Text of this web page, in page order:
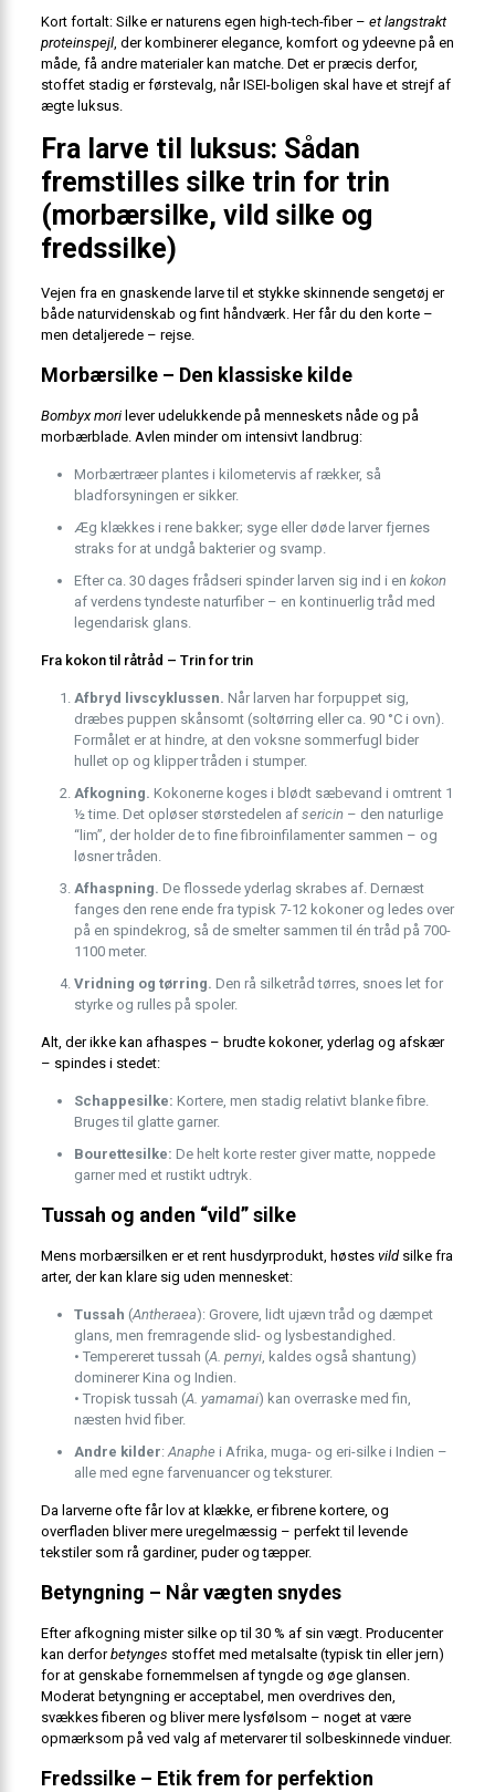
Kort fortalt: Silke er naturens egen high-tech-fiber – et langstrakt
proteinspejl, der kombinerer elegance, komfort og ydeevne på en
måde, få andre materialer kan matche. Det er præcis derfor,
stoffet stadig er førstevalg, når ISEI-boligen skal have et strejf af
ægte luksus.
Fra larve til luksus: Sådan
fremstilles silke trin for trin
(morbærsilke, vild silke og
fredssilke)
Vejen fra en gnaskende larve til et stykke skinnende sengetøj er
både naturvidenskab og fint håndværk. Her får du den korte –
men detaljerede – rejse.
Morbærsilke – Den klassiske kilde
Bombyx morilever udelukkende på menneskets nåde og på
morbærblade. Avlen minder om intensivt landbrug:
Morbærtræer plantes i kilometervis af rækker, så
bladforsyningen er sikker.
Æg klækkes i rene bakker; syge eller døde larver fjernes
straks for at undgå bakterier og svamp.
Efter ca. 30 dages frådseri spinder larven sig ind i en kokon
af verdens tyndeste naturfiber – en kontinuerlig tråd med
legendarisk glans.
Fra kokon til råtråd – Trin for trin
Afbryd livscyklussen. Når larven har forpuppet sig,
dræbes puppen skånsomt (soltørring eller ca. 90 °C i ovn).
Formålet er at hindre, at den voksne sommerfugl bider
hullet op og klipper tråden i stumper.
Afkogning. Kokonerne koges i blødt sæbevand i omtrent 1
½ time. Det opløser størstedelen af sericin– den naturlige
“lim”, der holder de to fine fibroinfilamenter sammen – og
løsner tråden.
Afhaspning. De flossede yderlag skrabes af. Dernæst
fanges den rene ende fra typisk 7-12 kokoner og ledes over
på en spindekrog, så de smelter sammen til én tråd på 700-
1100 meter.
Vridning og tørring. Den rå silketråd tørres, snoes let for
styrke og rulles på spoler.
Alt, der ikke kan afhaspes – brudte kokoner, yderlag og afskær
– spindes i stedet:
Schappesilke: Kortere, men stadig relativt blanke fibre.
Bruges til glatte garner.
Bourettesilke: De helt korte rester giver matte, noppede
garner med et rustikt udtryk.
Tussah og anden “vild” silke
Mens morbærsilken er et rent husdyrprodukt, høstes vildsilke fra
arter, der kan klare sig uden mennesket:
Tussah (Antheraea): Grovere, lidt ujævn tråd og dæmpet
glans, men fremragende slid- og lysbestandighed.
• Tempereret tussah (A. pernyi, kaldes også shantung)
dominerer Kina og Indien.
• Tropisk tussah (A. yamamai) kan overraske med fin,
næsten hvid fiber.
Andre kilder:Anaphei Afrika, muga- og eri-silke i Indien –
alle med egne farvenuancer og teksturer.
Da larverne ofte får lov at klække, er fibrene kortere, og
overfladen bliver mere uregelmæssig – perfekt til levende
tekstiler som rå gardiner, puder og tæpper.
Betyngning – Når vægten snydes
Efter afkogning mister silke op til 30 % af sin vægt. Producenter
kan derforbetynges stoffet med metalsalte (typisk tin eller jern)
for at genskabe fornemmelsen af tyngde og øge glansen.
Moderat betyngning er acceptabel, men overdrives den,
svækkes fiberen og bliver mere lysfølsom – noget at være
opmærksom på ved valg af metervarer til solbeskinnede vinduer.
Fredssilke – Etik frem for perfektion